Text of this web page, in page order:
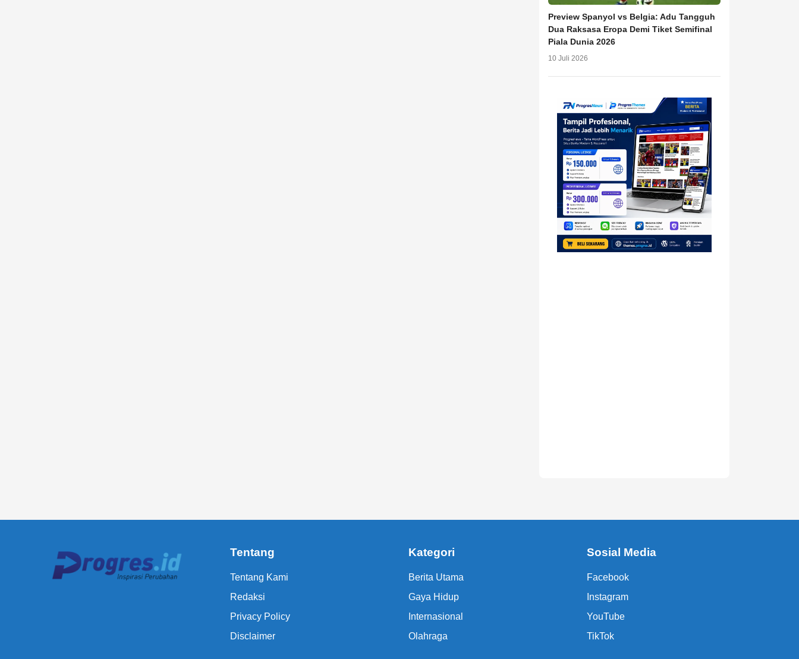
Preview Spanyol vs Belgia: Adu Tangguh
Dua Raksasa Eropa Demi Tiket Semifinal
Piala Dunia 2026
10 Juli 2026
Tentang
Tentang Kami
Redaksi
Privacy Policy
Disclaimer
Kategori
Berita Utama
Gaya Hidup
Internasional
Olahraga
Sosial Media
Facebook
Instagram
YouTube
TikTok